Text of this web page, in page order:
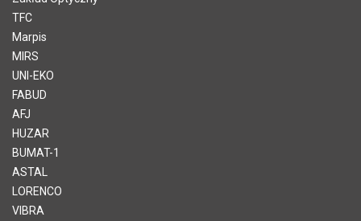
TFC
Marpis
MIRS
UNI-EKO
FABUD
AFJ
HUZAR
BUMAT-1
ASTAL
LORENCO
VIBRA